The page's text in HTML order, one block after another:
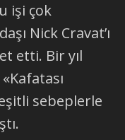
işi çok
Nick Cravat’ı
etti. Bir yıl
sebeplerle